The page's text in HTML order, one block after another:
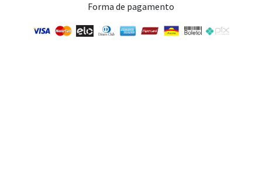
Forma de pagamento